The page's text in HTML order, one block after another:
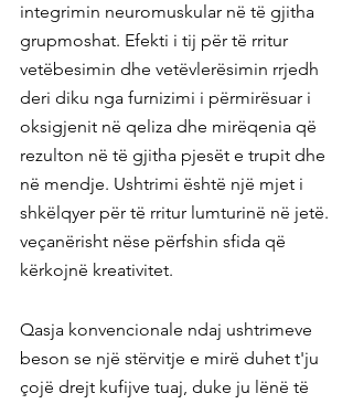
integrimin neuromuskular në të gjitha
grupmoshat. Efekti i tij për të rritur
vetëbesimin dhe vetëvlerësimin rrjedh
deri diku nga furnizimi i përmirësuar i
oksigjenit në qeliza dhe mirëqenia që
rezulton në të gjitha pjesët e trupit dhe
në mendje. Ushtrimi është një mjet i
shkëlqyer për të rritur lumturinë në jetë.
veçanërisht nëse përfshin sfida që
kërkojnë kreativitet.
Qasja konvencionale ndaj ushtrimeve
beson se një stërvitje e mirë duhet t'ju
çojë drejt kufijve tuaj, duke ju lënë të